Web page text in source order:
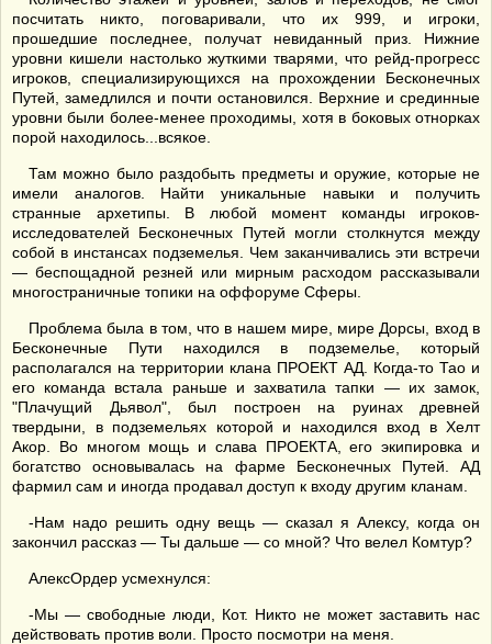
посчитать никто, поговаривали, что их 999, и игроки,
прошедшие последнее, получат невиданный приз. Нижние
уровни кишели настолько жуткими тварями, что рейд-прогресс
игроков, специализирующихся на прохождении Бесконечных
Путей, замедлился и почти остановился. Верхние и срединные
уровни были более-менее проходимы, хотя в боковых отнорках
порой находилось...всякое.
Там можно было раздобыть предметы и оружие, которые не
имели аналогов. Найти уникальные навыки и получить
странные архетипы. В любой момент команды игроков-
исследователей Бесконечных Путей могли столкнутся между
собой в инстансах подземелья. Чем заканчивались эти встречи
— беспощадной резней или мирным расходом рассказывали
многостраничные топики на оффоруме Сферы.
Проблема была в том, что в нашем мире, мире Дорсы, вход в
Бесконечные Пути находился в подземелье, который
располагался на территории клана ПРОЕКТ АД. Когда-то Тао и
его команда встала раньше и захватила тапки — их замок,
"Плачущий Дьявол", был построен на руинах древней
твердыни, в подземельях которой и находился вход в Хелт
Акор. Во многом мощь и слава ПРОЕКТА, его экипировка и
богатство основывалась на фарме Бесконечных Путей. АД
фармил сам и иногда продавал доступ к входу другим кланам.
-Нам надо решить одну вещь — сказал я Алексу, когда он
закончил рассказ — Ты дальше — со мной? Что велел Комтур?
АлексОрдер усмехнулся:
-Мы — свободные люди, Кот. Никто не может заставить нас
действовать против воли. Просто посмотри на меня.